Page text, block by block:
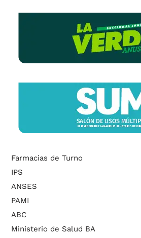
Farmacias de Turno
IPS
ANSES
PAMI
ABC
Ministerio de Salud BA